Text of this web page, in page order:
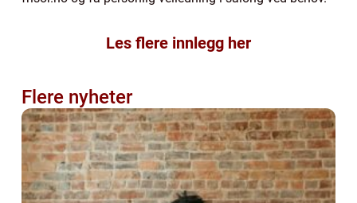
Les flere innlegg her
Flere nyheter